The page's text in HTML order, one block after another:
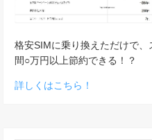
格安SIMに乗り換えただけで、
間○万円以上節約できる！？
詳しくはこちら！